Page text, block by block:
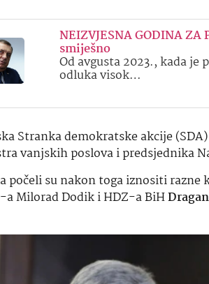
NEIZVJESNA GODINA
smiješno
Od avgusta 2023., kada
odluka visok…
Stranka demokratske akcije
vanjskih poslova i predsjednika
počeli su nakon toga iznositi
a Milorad Dodik i HDZ-a BiH